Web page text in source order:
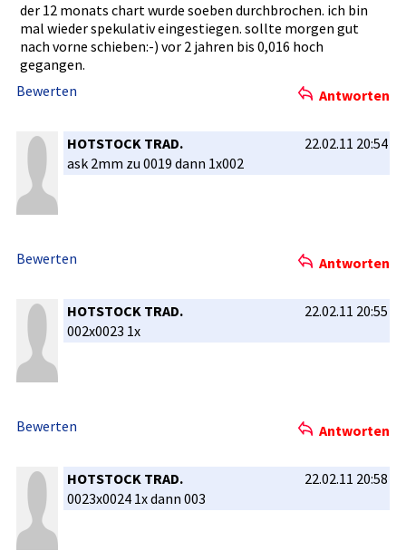
der 12 monats chart wurde soeben durchbroch­en. ich bin
mal wieder spekulativ­ eingestieg­en. sollte morgen gut
nach vorne schieben:-­) vor 2 jahren bis 0,016 hoch
gegangen.
Bewerten
Antworten
HOTSTOCK TRAD.
22.02.11 20:54
ask 2mm zu 0019 dann 1x002
Bewerten Antworten
HOTSTOCK TRAD.
22.02.11 20:55
002x0023 1x
Bewerten Antworten
HOTSTOCK TRAD.
22.02.11 20:58
0023x0024 1x dann 003